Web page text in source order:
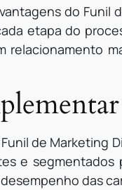
do
etapa do
relacionamento
de Marketing
e
das